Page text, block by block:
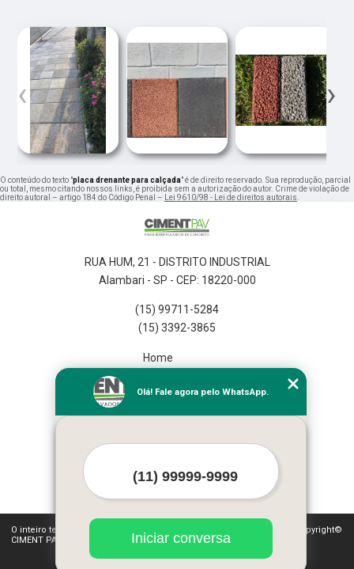
‹ ›
O conteúdo do texto "placa drenante para calçada" é de direito reservado. Sua reprodução, parcial
ou total, mesmo citando nossos links, é proibida sem a autorização do autor. Crime de violação de
direito autoral – artigo 184 do Código Penal –
Lei 9610/98 - Lei de direitos autorais
RUA HUM, 21 - DISTRITO INDUSTRIAL
Alambari - SP - CEP: 18220-000
(15) 99711-5284
(15) 3392-3865
Home
Missão
O inteiro teor deste site está sujeito à proteção de direitos autorais. Copyright©
CIMENT PAV (Lei 9610 de 19/02/1998)
Olá! Fale agora pelo WhatsApp.
Iniciar conversa